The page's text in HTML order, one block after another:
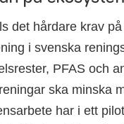
det hårdare krav på
i svenska
PFAS och
ska minska
har i ett